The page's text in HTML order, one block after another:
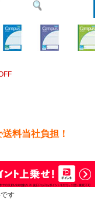
送料当社負担！
す